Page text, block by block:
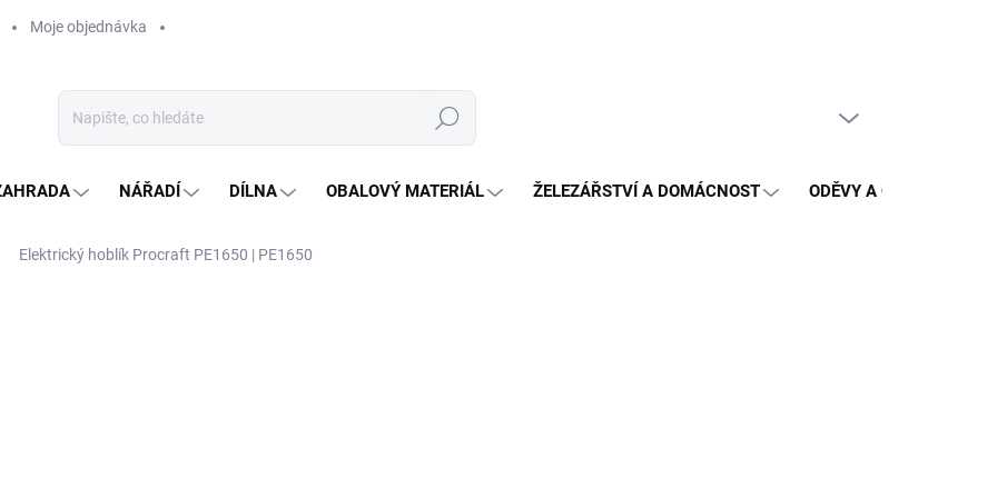
Moje objednávka
Hledat
NÁŘADÍ DÍLNA OBALOVÝ MATERIÁL ŽELEZÁŘSTVÍ A DOMÁCNOST ODĚVY A OCHRANA
Elektrický hoblík Procraft PE1650 | PE1650